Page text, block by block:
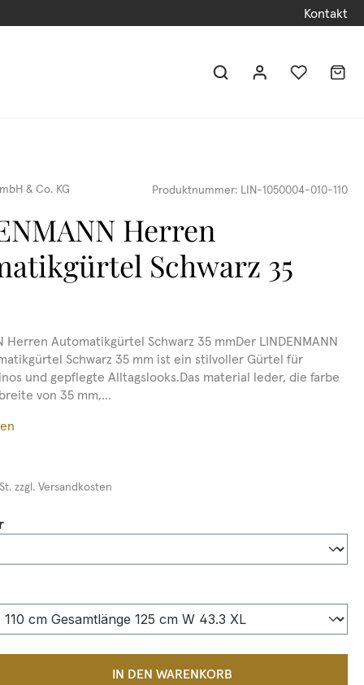
Kontakt
& Co. KG Produktnummer: LIN-1050004-010-110
Herren
Schwarz 35
Herren Automatikgürtel Schwarz 35 mmDer LINDENMANN
Schwarz 35 mm ist ein stilvoller Gürtel für
und gepflegte Alltagslooks.Das material leder, die farbe
von 35 mm,...
zzgl. Versandkosten
auswählen
Gib den gewünschten Wert
IN DEN WARENKORB